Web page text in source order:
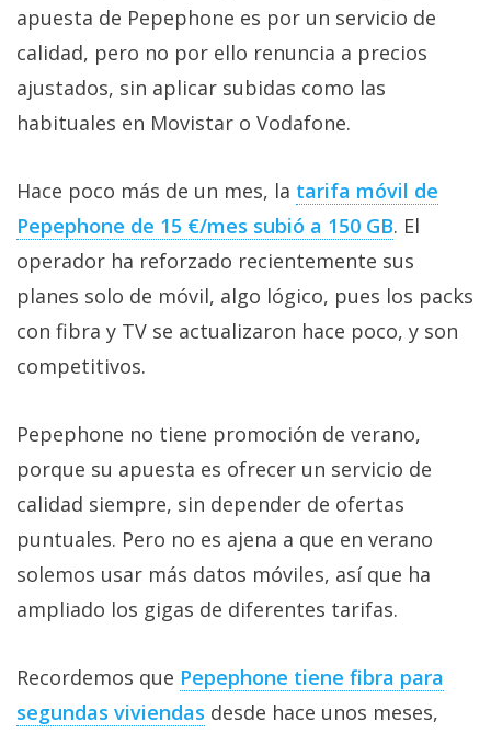
apuesta de Pepephone es por un servicio de
calidad, pero no por ello renuncia a precios
ajustados, sin aplicar subidas como las
habituales en Movistar o Vodafone.
Hace poco más de un mes, la tarifa móvil de
Pepephone de 15 €/mes subió a 150 GB‎. El
operador ha reforzado recientemente sus
planes solo de móvil, algo lógico, pues los packs
con fibra y TV se actualizaron hace poco, y son
competitivos.
Pepephone no tiene promoción de verano,
porque su apuesta es ofrecer un servicio de
calidad siempre, sin depender de ofertas
puntuales. Pero no es ajena a que en verano
solemos usar más datos móviles, así que ha
ampliado los gigas de diferentes tarifas.
Recordemos que Pepephone tiene fibra para
segundas viviendas‎ desde hace unos meses,